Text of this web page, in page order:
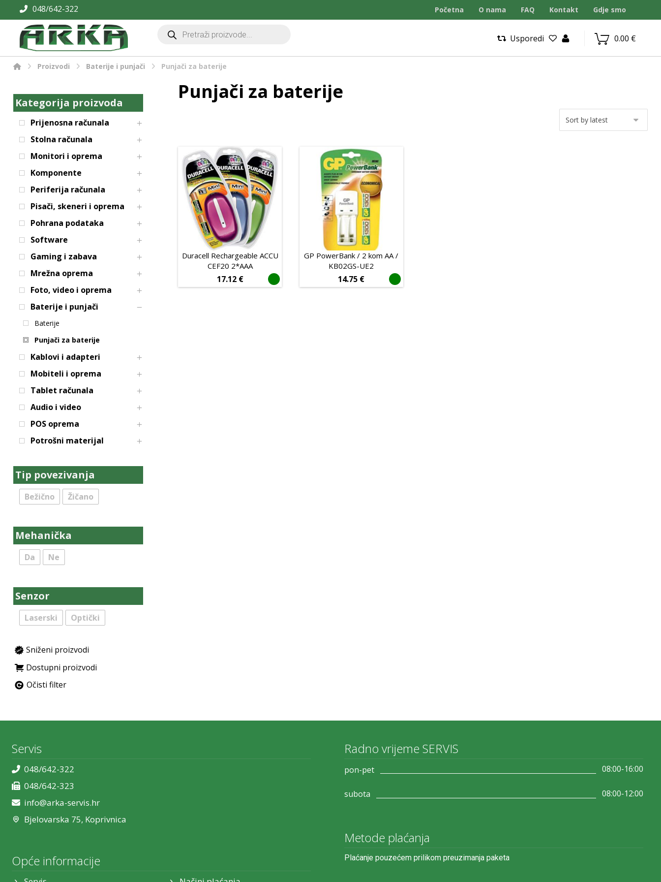
048/642-322 Početna O nama FAQ Kontakt Gdje smo
0.00 €
Usporedi
Proizvodi Baterije i punjači Punjači za baterije
Punjači za baterije
Duracell Rechargeable ACCU
CEF20 2*AAA
17.12 €
GP PowerBank / 2 kom AA /
KB02GS-UE2
14.75 €
Kategorija proizvoda
Prijenosna računala
Stolna računala
Monitori i oprema
Komponente
Periferija računala
Pisači, skeneri i oprema
Pohrana podataka
Software
Gaming i zabava
Mrežna oprema
Foto, video i oprema
Baterije i punjači
Baterije
Punjači za baterije
Kablovi i adapteri
Mobiteli i oprema
Tablet računala
Audio i video
POS oprema
Potrošni materijal
Tip povezivanja
Bežično Žičano
Mehanička
Da Ne
Senzor
Laserski Optički
Sniženi proizvodi
Dostupni proizvodi
Očisti filter
Servis
048/642-322
048/642-323
info@arka-servis.hr
Bjelovarska 75, Koprivnica
Opće informacije
Radno vrijeme SERVIS
pon-pet 08:00-16:00
subota 08:00-12:00
Metode plaćanja
Plaćanje pouzećem prilikom preuzimanja paketa